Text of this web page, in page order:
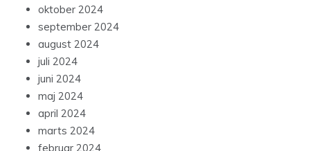
oktober 2024
september 2024
august 2024
juli 2024
juni 2024
maj 2024
april 2024
marts 2024
februar 2024